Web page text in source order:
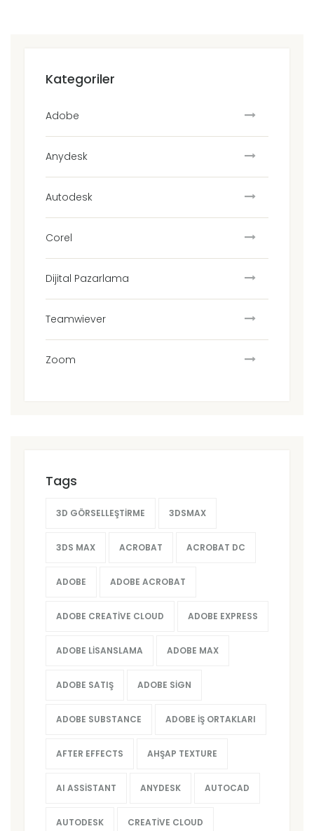
Kategoriler
Adobe
Anydesk
Autodesk
Corel
Dijital Pazarlama
Teamwiever
Zoom
Tags
3D GÖRSELLEŞTIRME 3DSMAX
3DS MAX ACROBAT ACROBAT DC
ADOBE ADOBE ACROBAT
ADOBE CREATIVE CLOUD ADOBE EXPRESS
ADOBE LISANSLAMA ADOBE MAX
ADOBE SATIŞ ADOBE SIGN
ADOBE SUBSTANCE ADOBE İŞ ORTAKLARI
AFTER EFFECTS AHŞAP TEXTURE
AI ASSISTANT ANYDESK AUTOCAD
AUTODESK CREATIVE CLOUD